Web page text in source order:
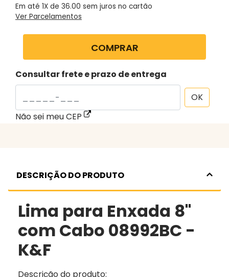
Em até 1X de 36.00 sem juros no cartão
Ver Parcelamentos
COMPRAR
Consultar frete e prazo de entrega
OK
Não sei meu CEP
DESCRIÇÃO DO PRODUTO
Lima para Enxada 8"
com Cabo 08992BC -
K&F
Descrição do produto: